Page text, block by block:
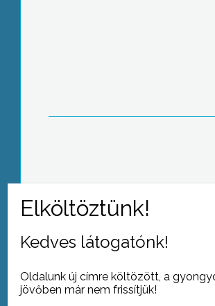
Tovább az archívumra
Kedves látogatónk!
Oldalunk új címre költözött, a
jövőben már nem frissítjük!